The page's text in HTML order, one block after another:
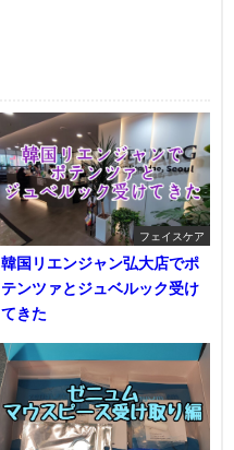
フェイスケア
韓国リエンジャン弘大店でポ
テンツァとジュベルック受け
てきた